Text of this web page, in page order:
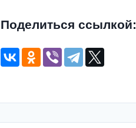
Поделиться ссылкой: